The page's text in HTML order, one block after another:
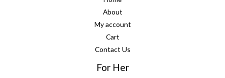
About
My account
Cart
Contact Us
For Her